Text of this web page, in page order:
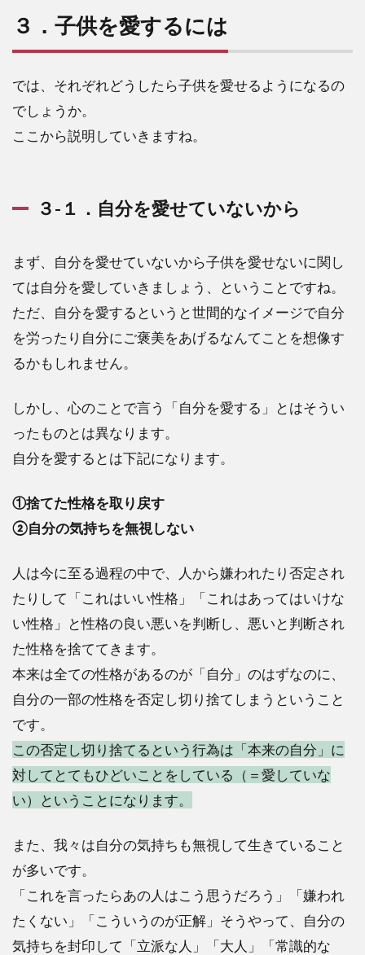
３．子供を愛するには
では、それぞれどうしたら子供を愛せるようになるの
でしょうか。
ここから説明していきますね。
３-１．自分を愛せていないから
まず、自分を愛せていないから子供を愛せないに関し
ては自分を愛していきましょう、ということですね。
ただ、自分を愛するというと世間的なイメージで自分
を労ったり自分にご褒美をあげるなんてことを想像す
るかもしれません。
しかし、心のことで言う「自分を愛する」とはそうい
ったものとは異なります。
自分を愛するとは下記になります。
①捨てた性格を取り戻す
②自分の気持ちを無視しない
人は今に至る過程の中で、人から嫌われたり否定され
たりして「これはいい性格」「これはあってはいけな
い性格」と性格の良い悪いを判断し、悪いと判断され
た性格を捨ててきます。
本来は全ての性格があるのが「自分」のはずなのに、
自分の一部の性格を否定し切り捨てしまうということ
です。
この否定し切り捨てるという行為は「本来の自分」に
対してとてもひどいことをしている（＝愛していな
い）ということになります。
また、我々は自分の気持ちも無視して生きていること
が多いです。
「これを言ったらあの人はこう思うだろう」「嫌われ
たくない」「こういうのが正解」そうやって、自分の
気持ちを封印して「立派な人」「大人」「常識的な